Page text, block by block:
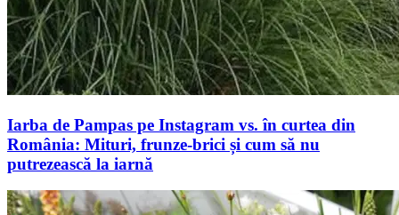
Iarba de Pampas pe Instagram vs. în curtea din
România: Mituri, frunze-brici și cum să nu
putrezească la iarnă